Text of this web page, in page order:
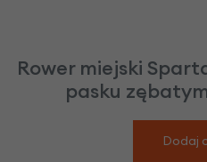
Rower miejski
pasku
Dodaj